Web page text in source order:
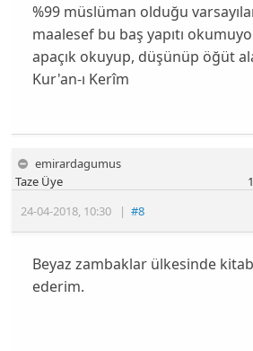
%99 müslüman olduğu
maalesef bu baş yapıtı
apaçık okuyup, düşünüp öğüt
Kur'an-ı Kerîm
emirardagumus
24-04-2018, 10:30 |#8
Taze Üye
Beyaz zambaklar ülkesinde
ederim.